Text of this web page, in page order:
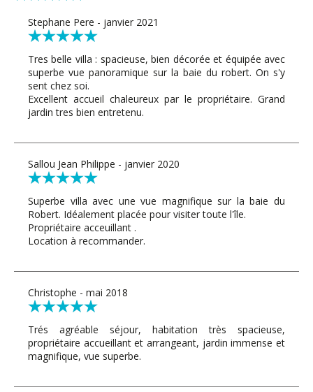
Stephane Pere - janvier 2021
Tres belle villa : spacieuse, bien décorée et équipée avec
superbe vue panoramique sur la baie du robert. On s'y
sent chez soi.
Excellent accueil chaleureux par le propriétaire. Grand
jardin tres bien entretenu.
Sallou Jean Philippe - janvier 2020
Superbe villa avec une vue magnifique sur la baie du
Robert. Idéalement placée pour visiter toute l'île.
Propriétaire acceuillant .
Location à recommander.
Christophe - mai 2018
Trés agréable séjour, habitation très spacieuse,
propriétaire accueillant et arrangeant, jardin immense et
magnifique, vue superbe.